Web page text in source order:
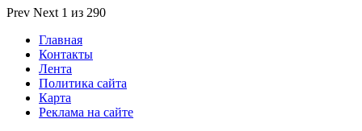
Prev Next 1 из 290
Главная
Контакты
Лента
Политика сайта
Карта
Реклама на сайте